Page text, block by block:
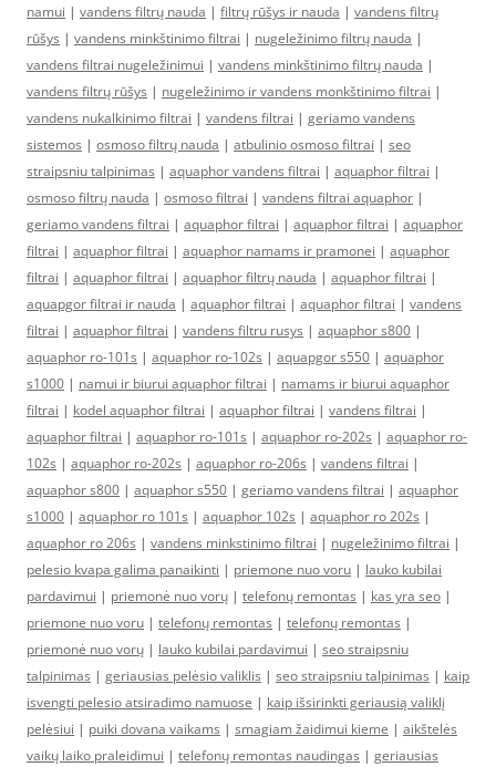
namui | vandens filtrų nauda | filtrų rūšys ir nauda | vandens filtrų
rūšys | vandens minkštinimo filtrai | nugeležinimo filtrų nauda |
vandens filtrai nugeležinimui | vandens minkštinimo filtrų nauda |
vandens filtrų rūšys | nugeležinimo ir vandens monkštinimo filtrai |
vandens nukalkinimo filtrai | vandens filtrai | geriamo vandens
sistemos | osmoso filtrų nauda | atbulinio osmoso filtrai | seo
straipsniu talpinimas | aquaphor vandens filtrai | aquaphor filtrai |
osmoso filtrų nauda | osmoso filtrai | vandens filtrai aquaphor |
geriamo vandens filtrai | aquaphor filtrai | aquaphor filtrai | aquaphor
filtrai | aquaphor filtrai | aquaphor namams ir pramonei | aquaphor
filtrai | aquaphor filtrai | aquaphor filtrų nauda | aquaphor filtrai |
aquapgor filtrai ir nauda | aquaphor filtrai | aquaphor filtrai | vandens
filtrai | aquaphor filtrai | vandens filtru rusys | aquaphor s800 |
aquaphor ro-101s | aquaphor ro-102s | aquapgor s550 | aquaphor
s1000 | namui ir biurui aquaphor filtrai | namams ir biurui aquaphor
filtrai | kodel aquaphor filtrai | aquaphor filtrai | vandens filtrai |
aquaphor filtrai | aquaphor ro-101s | aquaphor ro-202s | aquaphor ro-
102s | aquaphor ro-202s | aquaphor ro-206s | vandens filtrai |
aquaphor s800 | aquaphor s550 | geriamo vandens filtrai | aquaphor
s1000 | aquaphor ro 101s | aquaphor 102s | aquaphor ro 202s |
aquaphor ro 206s | vandens minkstinimo filtrai | nugeležinimo filtrai |
pelesio kvapa galima panaikinti | priemone nuo voru | lauko kubilai
pardavimui | priemonė nuo vorų | telefonų remontas | kas yra seo |
priemone nuo voru | telefonų remontas | telefonų remontas |
priemonė nuo vorų | lauko kubilai pardavimui | seo straipsniu
talpinimas | geriausias pelėsio valiklis | seo straipsniu talpinimas | kaip
isvengti pelesio atsiradimo namuose | kaip išsirinkti geriausią valiklį
pelėsiui | puiki dovana vaikams | smagiam žaidimui kieme | aikštelės
vaikų laiko praleidimui | telefonų remontas naudingas | geriausias